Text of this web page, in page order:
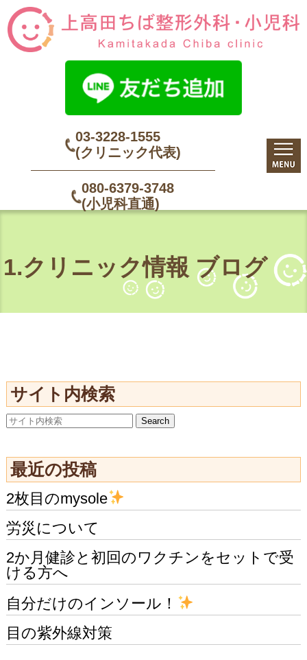
03-3228-1555
(クリニック代表)
080-6379-3748
(小児科直通)
1.クリニック情報 ブログ
サイト内検索
最近の投稿
2枚目のmysole
労災について
2か月健診と初回のワクチンをセットで受
ける方へ
自分だけのインソール！
目の紫外線対策